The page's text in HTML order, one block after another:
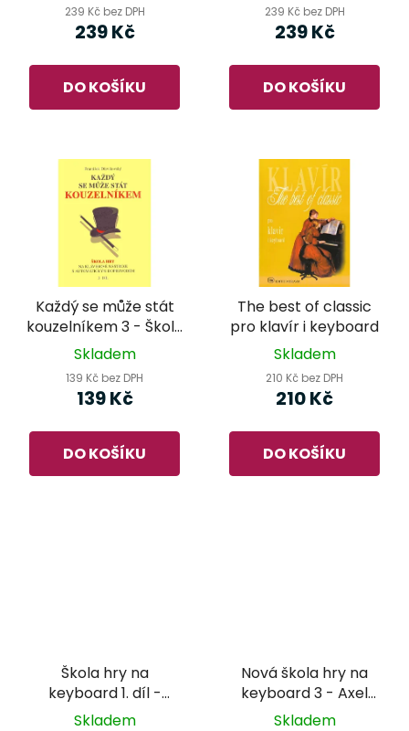
239 Kč bez DPH
239 Kč
DO KOŠÍKU
239 Kč bez DPH
239 Kč
DO KOŠÍKU
Každý se může stát
kouzelníkem 3 - Škola
hry na klávesové
Skladem
139 Kč bez DPH
139 Kč
DO KOŠÍKU
The best of classic
pro klavír i keyboard
Skladem
210 Kč bez DPH
210 Kč
DO KOŠÍKU
Škola hry na
keyboard 1. díl -
Ladislav Němec
Skladem
Nová škola hry na
keyboard 3 - Axel
Benthien
Skladem